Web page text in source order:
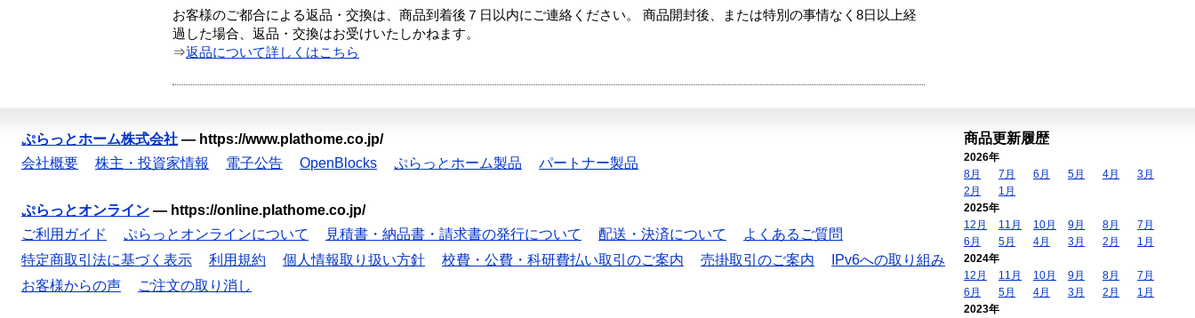
お客様のご都合による返品・交換は、商品到着後７日以内にご連絡ください。 商品開封後、または特別の事情なく8日以上経
過した場合、返品・交換はお受けいたしかねます。
⇒返品について詳しくはこちら
ぷらっとホーム株式会社 — https://www.plathome.co.jp/
会社概要
株主・投資家情報 電子公告 OpenBlocks ぷらっとホーム製品 パートナー製品
ぷらっとオンライン — https://online.plathome.co.jp/
ご利用ガイド
ぷらっとオンラインについて 見積書・納品書・請求書の発行について 配送・決済について
よくあるご質問
特定商取引法に基づく表示
利用規約 個人情報取り扱い方針 校費・公費・科研費払い取引のご案内 売掛取引のご案内
IPv6への取り組み
お客様からの声
ご注文の取り消し
商品更新履歴
2026年
8月
7月 6月 5月 4月
3月
2月
1月
2025年
12月
11月 10月 9月 8月
7月
6月
5月 4月 3月 2月
1月
2024年
12月
11月 10月 9月 8月
7月
6月
5月 4月 3月 2月
1月
2023年